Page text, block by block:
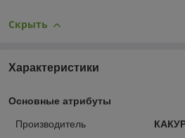
Скрыть
Характеристики
Основные атрибуты
Производитель